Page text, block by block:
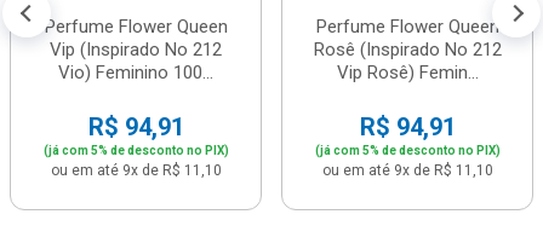
Perfume Flower Queen
Vip (Inspirado No 212
Vio) Feminino 100...
R$ 94,91
(já com 5% de desconto no PIX)
ou em até 9x de R$ 11,10
Perfume Flower Queen
Rosê (Inspirado No 212
Vip Rosê) Femin...
R$ 94,91
(já com 5% de desconto no PIX)
ou em até 9x de R$ 11,10